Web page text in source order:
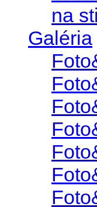
na
Galéria